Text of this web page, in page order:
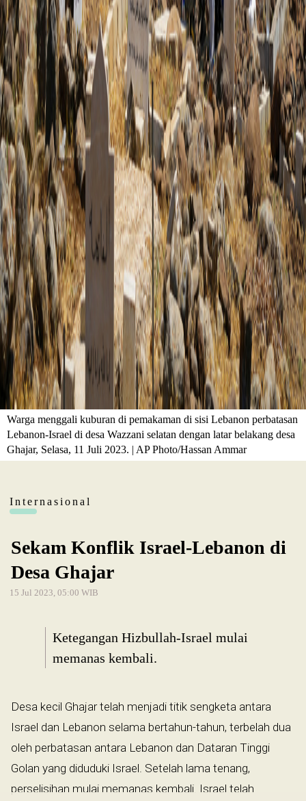
Warga menggali kuburan di pemakaman di sisi Lebanon perbatasan
Lebanon-Israel di desa Wazzani selatan dengan latar belakang desa
Ghajar, Selasa, 11 Juli 2023. | AP Photo/Hassan Ammar
Internasional
Sekam Konflik Israel-Lebanon di
Desa Ghajar
15 Jul 2023, 05:00 WIB
Ketegangan Hizbullah-Israel mulai
memanas kembali.
Desa kecil Ghajar telah menjadi titik sengketa antara
Israel dan Lebanon selama bertahun-tahun, terbelah dua
oleh perbatasan antara Lebanon dan Dataran Tinggi
Golan yang diduduki Israel. Setelah lama tenang,
perselisihan mulai memanas kembali. Israel telah